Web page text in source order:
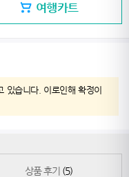
여행카트
있습니다. 이로인해 확정이
상품 후기 (5)